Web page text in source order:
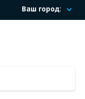
Ваш город: